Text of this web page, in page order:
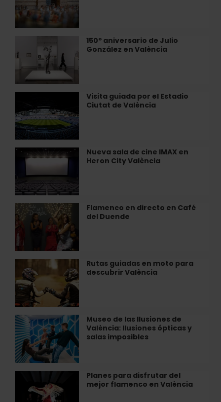
Centro
de
en
miniatura»
en
València
150º aniversario de Julio
González en València
aniversario
Julio
González
en
Visita guiada por el Estadio
Ciutat de València
guiada
por
el
Estadio
Ciutat
València
Nueva sala de cine IMAX en
Heron City València
Nueva
sala
cine
IMAX
en
Heron
City
València
Flamenco en directo en Café
del Duende
Flamenco
en
directo
Café
del
Duende
Rutas guiadas en moto para
descubrir València
guiadas
en
moto
para
descubrir
València
Museo de las Ilusiones de
València: Ilusiones ópticas y
salas imposibles
Museo
de
las
Ilusiones
de
València:
ópticas
Planes para disfrutar del
mejor flamenco en València
para
disfrutar